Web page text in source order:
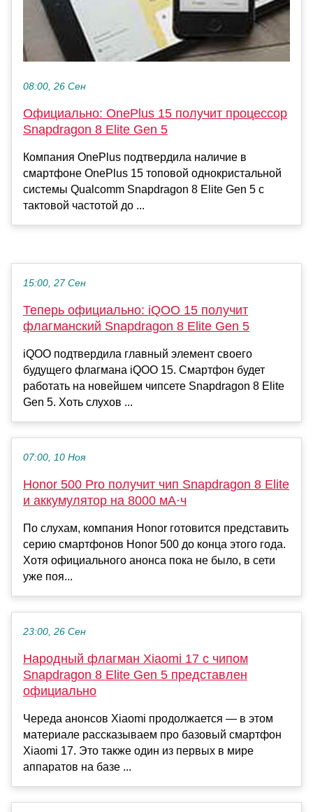
08:00, 26 Сен
Официально: OnePlus 15 получит процессор
Snapdragon 8 Elite Gen 5
Компания OnePlus подтвердила наличие в
смартфоне OnePlus 15 топовой однокристальной
системы Qualcomm Snapdragon 8 Elite Gen 5 с
тактовой частотой до ...
15:00, 27 Сен
Теперь официально: iQOO 15 получит
флагманский Snapdragon 8 Elite Gen 5
iQOO подтвердила главный элемент своего
будущего флагмана iQOO 15. Смартфон будет
работать на новейшем чипсете Snapdragon 8 Elite
Gen 5. Хоть слухов ...
07:00, 10 Ноя
Honor 500 Pro получит чип Snapdragon 8 Elite
и аккумулятор на 8000 мА·ч
По слухам, компания Honor готовится представить
серию смартфонов Honor 500 до конца этого года.
Хотя официального анонса пока не было, в сети
уже поя...
23:00, 26 Сен
Народный флагман Xiaomi 17 с чипом
Snapdragon 8 Elite Gen 5 представлен
официально
Череда анонсов Xiaomi продолжается — в этом
материале рассказываем про базовый смартфон
Xiaomi 17. Это также один из первых в мире
аппаратов на базе ...